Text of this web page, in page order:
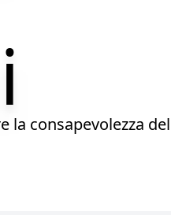
la consapevolezza